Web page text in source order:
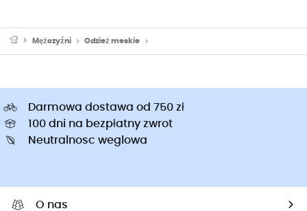
Mężczyźni Odzież meskie
Darmowa dostawa od 750 zł
100 dni na bezpłatny zwrot
Neutralnosc weglowa
O nas